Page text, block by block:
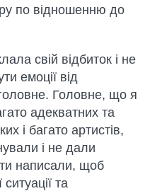
по відношенню до
свій відбиток і не
емоції від
Головне, що я
адекватних та
і багато артистів,
і не дали
написали, щоб
та